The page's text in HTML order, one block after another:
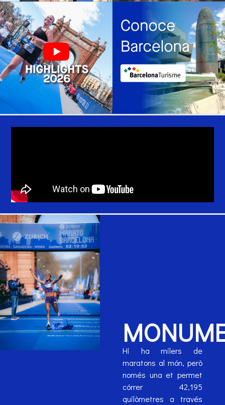
Hi ha milers de
maratons al món, però
només una et permet
córrer 42,195
quilòmetres a través